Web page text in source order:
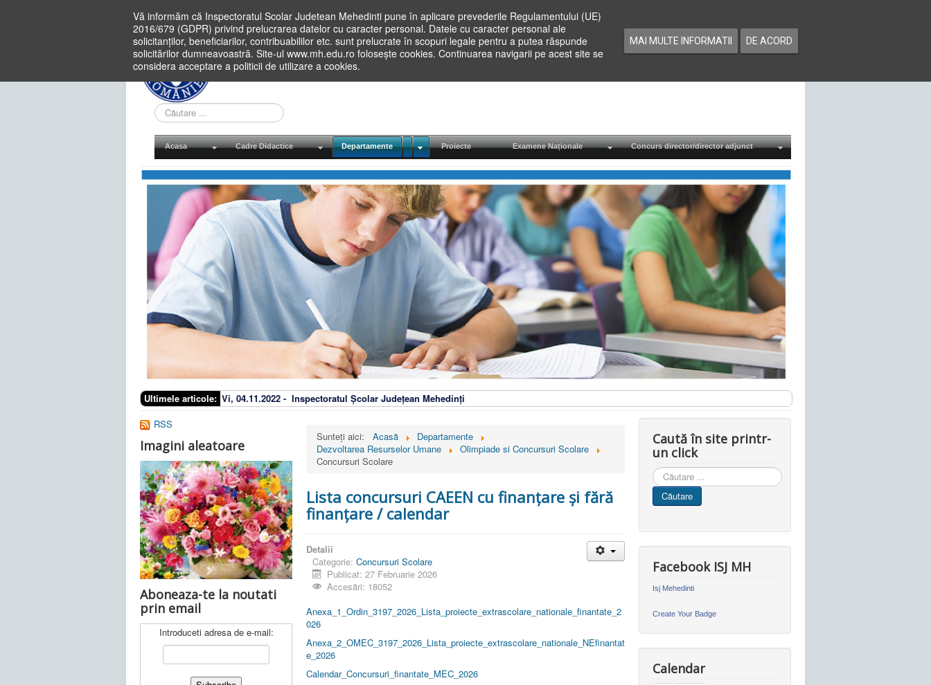
Vă informăm că Inspectoratul Scolar Judetean Mehedinti pune în aplicare prevederile Regulamentului (UE)
2016/679 (GDPR) privind prelucrarea datelor cu caracter personal. Datele cu caracter personal ale
solicitanților, beneficiarilor, contribuabililor etc. sunt prelucrate în scopuri legale pentru a putea răspunde
solicitărilor dumneavoastră. Site-ul www.mh.edu.ro folosește cookies. Continuarea navigarii pe acest site se
considera acceptare a politicii de utilizare a cookies.
MAI MULTE INFORMATII DE ACORD
Cauta
in
site
Acasa Cadre Didactice Departamente Proiecte Examene Naționale Concurs director/director adjunct
Ultimele articole: Vi, 04.11.2022 - Inspectoratul Școlar Județean Mehedinți
RSS
Imagini aleatoare
Aboneaza-te la noutati
prin email
Introduceti adresa de e-mail:
Sunteți aici: Acasă
Departamente
Dezvoltarea Resurselor Umane
Olimpiade si Concursuri Scolare
Concursuri Scolare
Lista concursuri CAEEN cu finanțare și fără
finanțare / calendar
Detalii
Categorie: Concursuri Scolare
Publicat: 27 Februarie 2026
Accesări: 18052
Anexa_1_Ordin_3197_2026_Lista_proiecte_extrascolare_nationale_finantate_2
026
Anexa_2_OMEC_3197_2026_Lista_proiecte_extrascolare_nationale_NEfinantat
e_2026
Calendar_Concursuri_finantate_MEC_2026
Caută în site printr-
un click
Cauta
in
site
Căutare
Facebook ISJ MH
Isj Mehedinti
Create Your Badge
Calendar